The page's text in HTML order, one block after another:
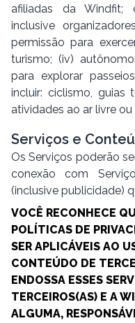
afiliadas da Windfit;
inclusive
permissão para
turismo; (iv)
para explorar
incluir: ciclismo, guias
atividades ao ar livre ou
Serviços e
Os Serviços poderão
conexão com
(inclusive publicidade)
VOCÊ RECONHECE
POLÍTICAS DE
SER APLICÁVEIS AO
CONTEÚDO DE
ENDOSSA ESSES
TERCEIROS(AS) E A
ALGUMA,